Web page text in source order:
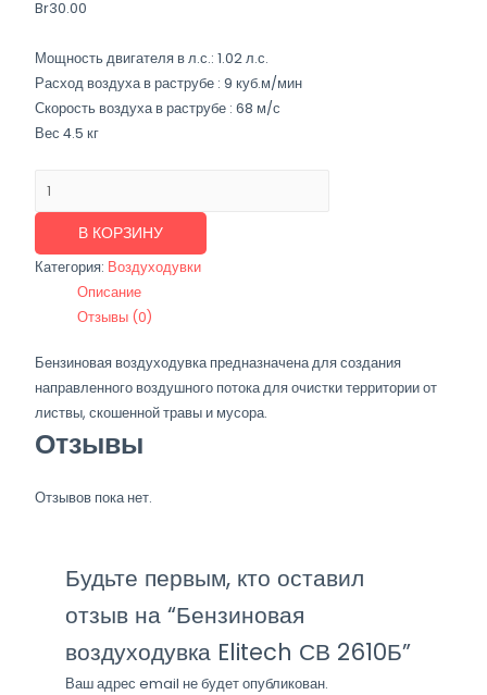
Br30.00
Мощность двигателя в л.с.: 1.02 л.с.
Расход воздуха в раструбе : 9 куб.м/мин
Скорость воздуха в раструбе : 68 м/с
Вес 4.5 кг
Бензиновая
воздуходувка
Elitech
В КОРЗИНУ
Категория: Воздуходувки
Описание
Отзывы (0)
Бензиновая воздуходувка предназначена для создания
направленного воздушного потока для очистки территории от
листвы, скошенной травы и мусора.
Отзывы
Отзывов пока нет.
Будьте первым, кто оставил
отзыв на “Бензиновая
воздуходувка Elitech СВ 2610Б”
Ваш адрес email не будет опубликован.